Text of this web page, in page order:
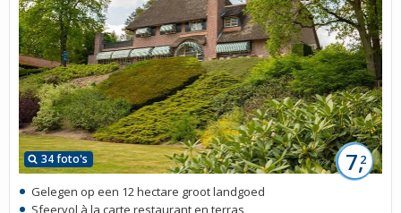
34 foto's 7,2
Gelegen op een 12 hectare groot landgoed
Sfeervol à la carte restaurant en terras